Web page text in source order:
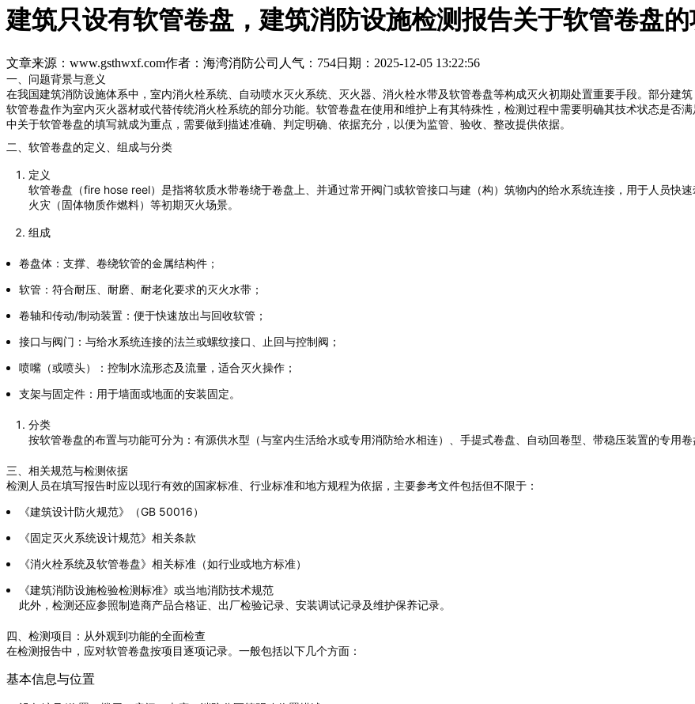
建筑只设有软管卷盘，建筑消防设施检测报告关于软管卷盘的
文章来源：www.gsthwxf.com作者：海湾消防公司 人气：754日期：2025-12-05 13:22:56
一、问题背景与意义
在我国建筑消防设施体系中，室内消火栓系统、自动喷水灭火系统、灭火器、消火栓水带及软管卷盘等构成灭火初期处置重要手段。部分建
软管卷盘作为室内灭火器材或代替传统消火栓系统的部分功能。软管卷盘在使用和维护上有其特殊性，检测过程中需要明确其技术状态是否
中关于软管卷盘的填写就成为重点，需要做到描述准确、判定明确、依据充分，以便为监管、验收、整改提供依据。
二、软管卷盘的定义、组成与分类
定义
软管卷盘（fire hose reel）是指将软质水带卷绕于卷盘上、并通过常开阀门或软管接口与建（构）筑物内的给水系统连接，用于人员快
火灾（固体物质作燃料）等初期灭火场景。
组成
卷盘体：支撑、卷绕软管的金属结构件；
软管：符合耐压、耐磨、耐老化要求的灭火水带；
卷轴和传动/制动装置：便于快速放出与回收软管；
接口与阀门：与给水系统连接的法兰或螺纹接口、止回与控制阀；
喷嘴（或喷头）：控制水流形态及流量，适合灭火操作；
支架与固定件：用于墙面或地面的安装固定。
分类
按软管卷盘的布置与功能可分为：有源供水型（与室内生活给水或专用消防给水相连）、手提式卷盘、自动回卷型、带稳压装置的专用
三、相关规范与检测依据
检测人员在填写报告时应以现行有效的国家标准、行业标准和地方规程为依据，主要参考文件包括但不限于：
《建筑设计防火规范》（GB 50016）
《固定灭火系统设计规范》相关条款
《消火栓系统及软管卷盘》相关标准（如行业或地方标准）
《建筑消防设施检验检测标准》或当地消防技术规范
此外，检测还应参照制造商产品合格证、出厂检验记录、安装调试记录及维护保养记录。
四、检测项目：从外观到功能的全面检查
在检测报告中，应对软管卷盘按项目逐项记录。一般包括以下几个方面：
基本信息与位置